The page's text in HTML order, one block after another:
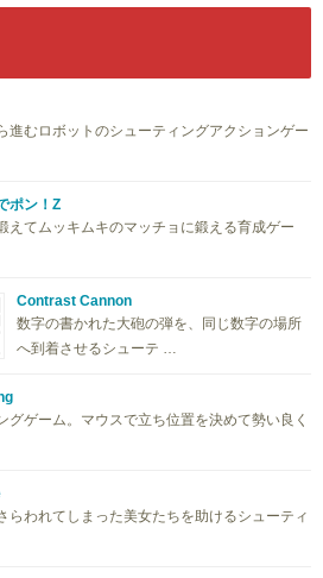
進むロボットのシューティングアクションゲー
ポン！Z
えてムッキムキのマッチョに鍛える育成ゲー
Contrast Cannon
数字の書かれた大砲の弾を、同じ数字の場所
へ到着させるシューテ …
グゲーム。マウスで立ち位置を決めて勢い良く
らわれてしまった美女たちを助けるシューティ